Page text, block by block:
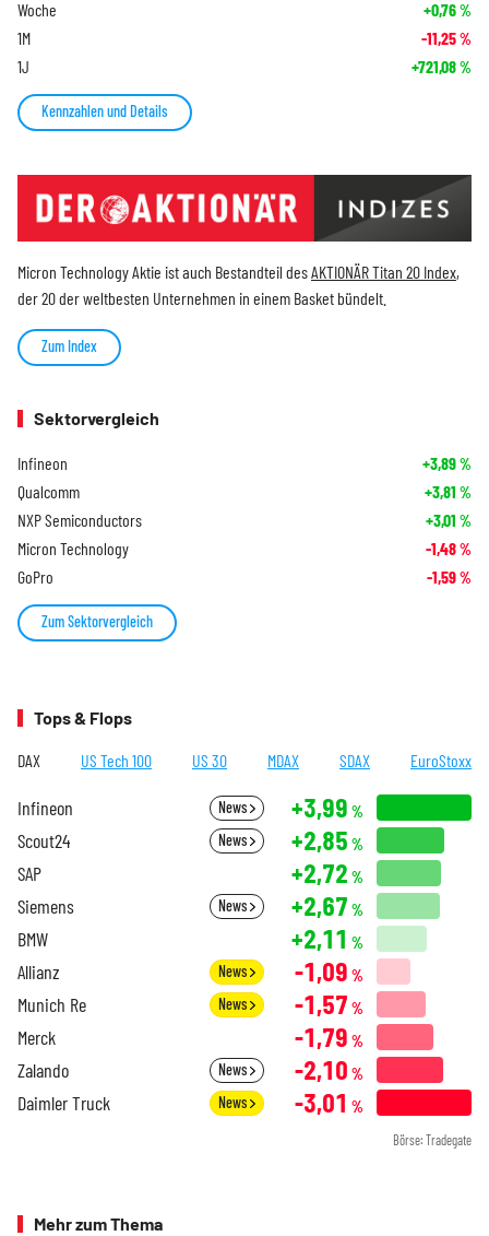
Woche +0,76%
1M -11,25%
1J +721,08%
Kennzahlen und Details
Micron Technology Aktie ist auch Bestandteil desAKTIONÄR Titan 20 Index,
der 20 der weltbesten Unternehmen in einem Basket bündelt.
Zum Index
Sektorvergleich
Infineon +3,89%
Qualcomm +3,81 %
NXP Semiconductors +3,01 %
Micron Technology -1,48%
GoPro -1,59%
Zum Sektorvergleich
Tops & Flops
DAX US Tech 100 US 30 MDAX SDAX EuroStoxx
Infineon News +3,99 %
Scout24 News +2,85 %
SAP +2,72 %
Siemens News +2,67 %
BMW +2,11 %
Allianz News -1,09 %
Munich Re News -1,57 %
Merck -1,79 %
Zalando News -2,10 %
Daimler Truck News -3,01 %
Börse: Tradegate
Mehr zum Thema